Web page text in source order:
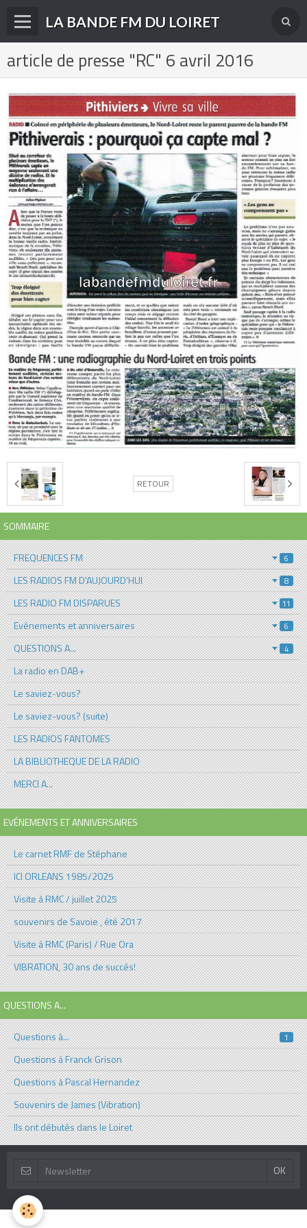
LA BANDE FM DU LOIRET
Accueil
radios disparues
radios actuelles
La radio en DAB+
archives
derniéres infos
Livre d'or du site
Contact
article de presse "RC" 6 avril 2016
RETOUR
SOMMAIRE
FREQUENCES FM 6
LES RADIOS FM D'AUJOURD'HUI 8
LES RADIO FM DISPARUES 11
Evénements et anniversaires 6
QUESTIONS A... 4
La radio en DAB+
Le saviez-vous?
Le saviez-vous? (suite)
LES RADIOS FANTOMES
LA BIBLIOTHEQUE DE LA RADIO
MERCI A...
EVÉNEMENTS ET ANNIVERSAIRES
Le carnet RMF de Stéphane
ICI ORLEANS 1985/2025
Visite à RMC / juillet 2025
souvenirs de Savoie , été 2017
Visite à RMC (Paris) / Rue Ora
VIBRATION, 30 ans de succés!
QUESTIONS A...
Questions à... 1
Questions à Franck Grison
Questions à Pascal Hernandez
Souvenirs de James (Vibration)
Ils ont débutés dans le Loiret